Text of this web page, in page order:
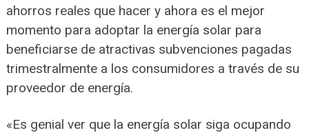
ahorros reales que hacer y ahora es el mejor
momento para adoptar la energía solar para
beneficiarse de atractivas subvenciones pagadas
trimestralmente a los consumidores a través de su
proveedor de energía.
«Es genial ver que la energía solar siga ocupando